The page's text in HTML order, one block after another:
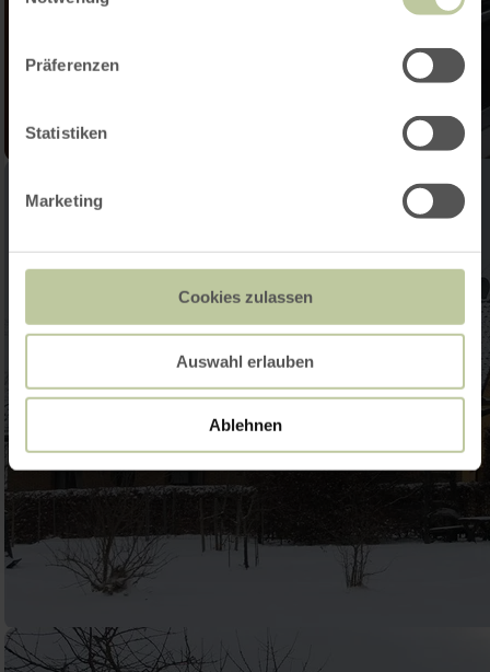
Präferenzen
Statistiken
Marketing
Cookies zulassen
Auswahl erlauben
Ablehnen